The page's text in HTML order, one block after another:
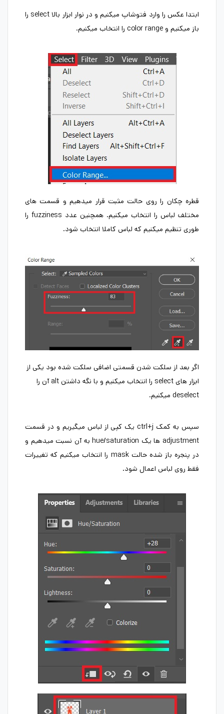
ابتدا عکس را وارد فتوشاپ میکنیم و در نوار ابزار بالا select را
باز میکنیم و color range را انتخاب میکنیم.
قطره چکان را روی حالت مثبت قرار میدهیم و قسمت های
مختلف لباس را انتخاب میکنیم. همچنین عدد fuzziness را
طوری تنظیم میکنیم که لباس کاملا انتخاب شود.
اگر بعد از سلکت شدن قسمتی اضافی سلکت شده بود یکی از
ابزار های select را انتخاب میکنیم و با نگه داشتن alt آن را
deselect میکنیم.
سپس به کمک ctrl+j یک کپی از لباس میگیریم و در قسمت
adjustment ها یک hue/saturation به آن نسبت میدهیم و
در پنجره باز شده حالت mask را انتخاب میکنیم که تغییرات
فقط روی لباس اعمال شود.